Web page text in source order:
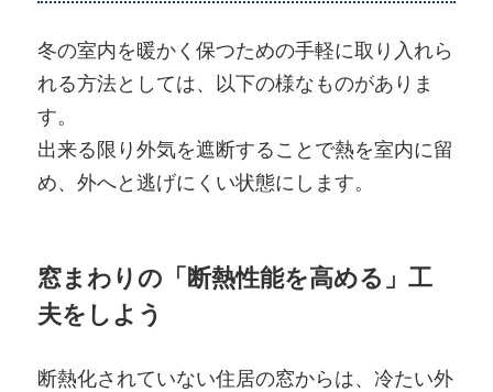
冬の室内を暖かく保つための手軽に取り入れら
れる方法としては、以下の様なものがありま
す。
出来る限り外気を遮断することで熱を室内に留
め、外へと逃げにくい状態にします。
窓まわりの「断熱性能を高める」工
夫をしよう
断熱化されていない住居の窓からは、冷たい外